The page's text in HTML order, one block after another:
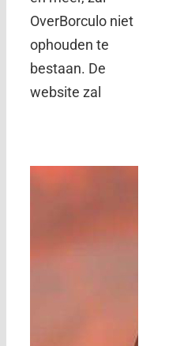
OverBorculo niet
ophouden te
bestaan. De
website zal